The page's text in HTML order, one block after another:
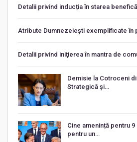
Detalii privind inducția în starea
Atribute Dumnezeiești exemplificate în
Detalii privind iniţierea în mantra de
Demisie la Cotroceni
Strategică și…
Cine amenință pentru
pentru un…